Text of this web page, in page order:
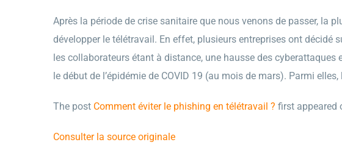
Après la période de crise sanitaire que nous venons de passer, la
développer le télétravail. En effet, plusieurs entreprises ont décidé
les collaborateurs étant à distance, une hausse des
le début de l’épidémie de COVID 19 (au mois de mars). Parmi
The post Comment éviter le phishing en télétravail ? first appeared
Consulter la source originale